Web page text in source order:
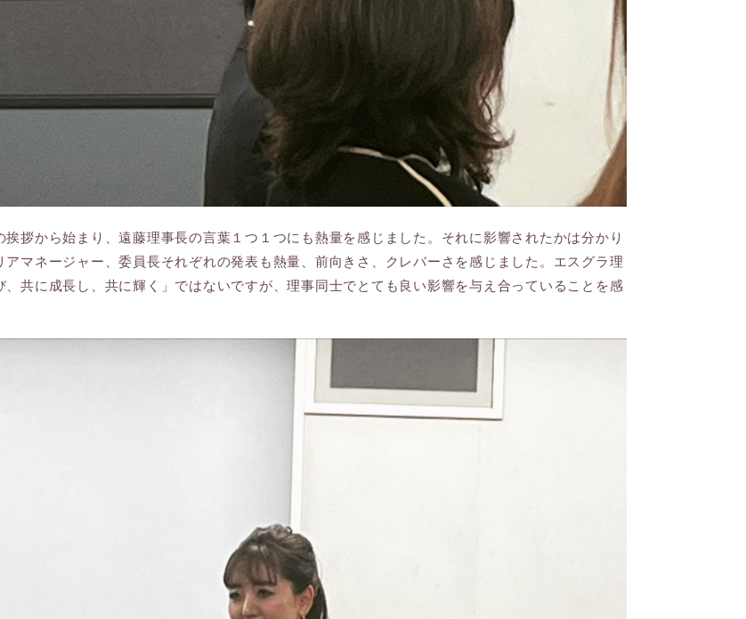
挨拶から始まり、遠藤理事長の言葉１つ１つにも熱量を感じました。それに影響されたかは分かり
アマネージャー、委員長それぞれの発表も熱量、前向きさ、クレバーさを感じました。エスグラ理
、共に成長し、共に輝く」ではないですが、理事同士でとても良い影響を与え合っていることを感